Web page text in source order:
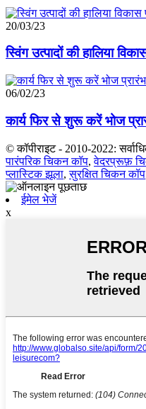
20/03/23
स्विंग उत्पादों की हालिया
06/02/23
कार्य फिर से शुरू करें भोज
© कॉपीराइट - 2010-2022:
पारंपरिक चिकन कॉप,वेदरप्रूफ़
प्लास्टिक झूला,सुरक्षित चिकन कॉप
ईमेल भेजें
x